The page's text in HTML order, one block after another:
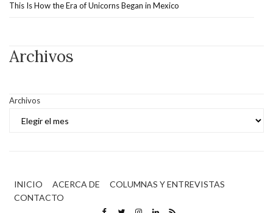
This Is How the Era of Unicorns Began in Mexico
Archivos
Archivos
INICIO ACERCA DE
COLUMNAS Y ENTREVISTAS
CONTACTO